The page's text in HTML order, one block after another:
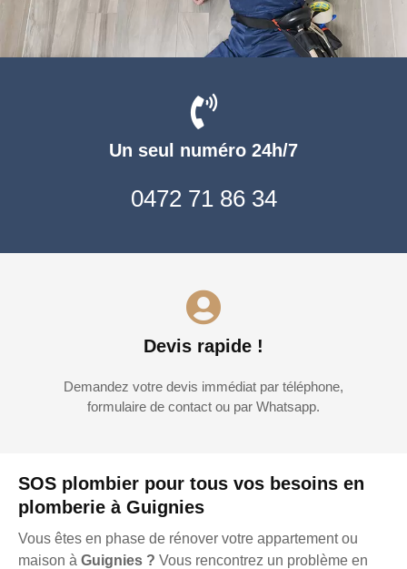
SOS plombier pour tous vos besoins en
plomberie à Guignies
Vous êtes en phase de rénover votre appartement ou
maison à Guignies ? Vous rencontrez un problème en
Un seul numéro 24h/7
0472 71 86 34
Devis rapide !
Demandez votre devis immédiat par téléphone,
formulaire de contact ou par Whatsapp.